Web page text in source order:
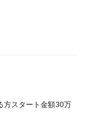
方スタート金額30万